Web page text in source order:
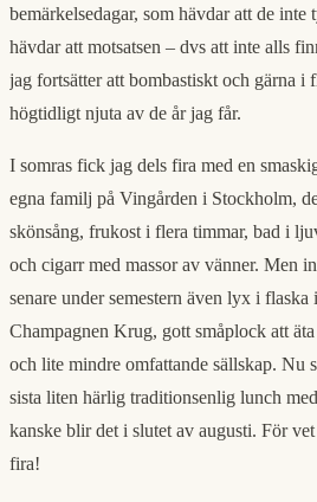
bemärkelsedagar, som hävdar att de
hävdar att motsatsen – dvs att inte alls
jag fortsätter att bombastiskt och gärna i
högtidligt njuta av de år jag får.
I somras fick jag dels fira med en
egna familj på Vingården i Stockholm,
skönsång, frukost i flera timmar, bad i
och cigarr med massor av vänner. Men
senare under semestern även lyx i
Champagnen Krug, gott småplock att
och lite mindre omfattande sällskap. Nu
sista liten härlig traditionsenlig lunch
kanske blir det i slutet av augusti. För
fira!